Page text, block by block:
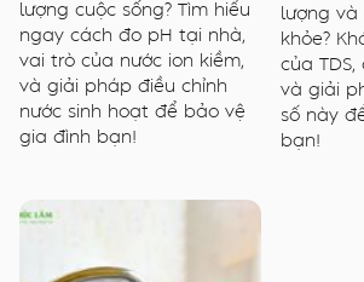
lượng cuộc sống? Tìm hiểu
ngay cách đo pH tại nhà,
vai trò của nước ion kiềm,
và giải pháp điều chỉnh
nước sinh hoạt để bảo vệ
gia đình bạn!
lượng và
khỏe?
của
và giải
số này
bạn!